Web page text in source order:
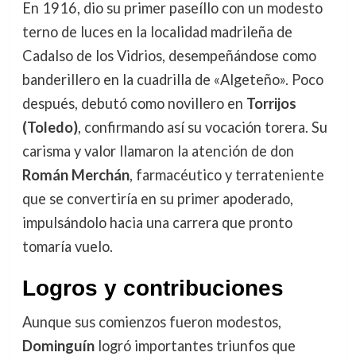
En 1916, dio su primer paseíllo con un modesto
terno de luces en la localidad madrileña de
Cadalso de los Vidrios, desempeñándose como
banderillero en la cuadrilla de «Algeteño». Poco
después, debutó como novillero en Torrijos
(Toledo), confirmando así su vocación torera. Su
carisma y valor llamaron la atención de don
Román Merchán, farmacéutico y terrateniente
que se convertiría en su primer apoderado,
impulsándolo hacia una carrera que pronto
tomaría vuelo.
Logros y contribuciones
Aunque sus comienzos fueron modestos,
Dominguínlogró importantes triunfos que